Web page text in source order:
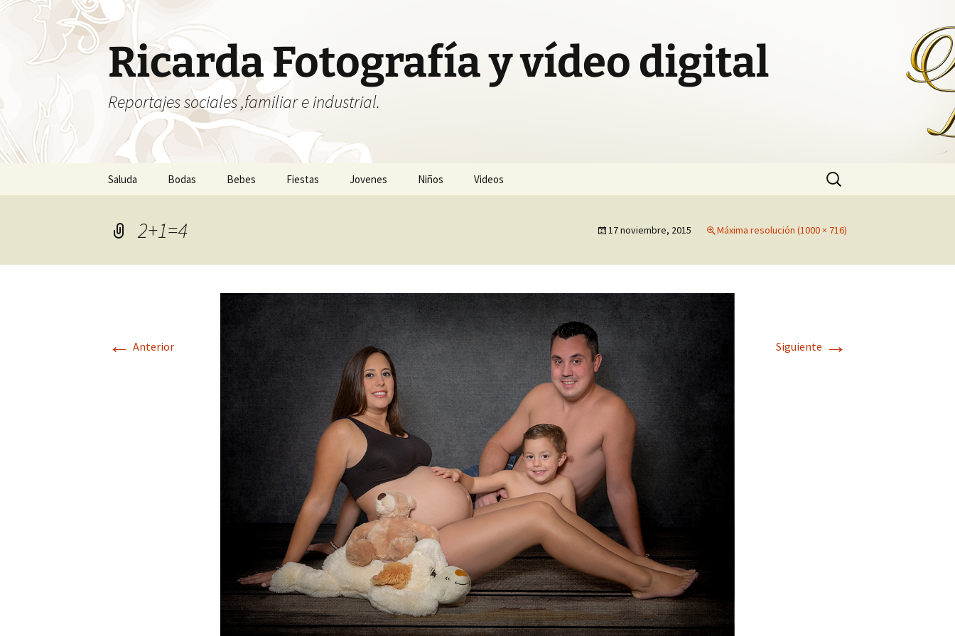
Saltar
contenido
Ricarda Fotografía y vídeo digital
Reportajes sociales ,familiar e industrial.
Saluda Bodas Bebes Fiestas Jovenes Niños Videos
Buscar:
2+1=4 17 noviembre, 2015 Máxima resolución (1000 × 716)
← Anterior Siguiente →